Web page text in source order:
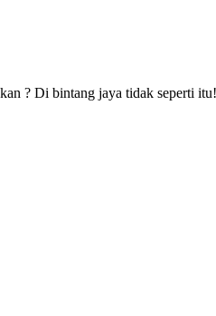
? Di bintang jaya tidak seperti